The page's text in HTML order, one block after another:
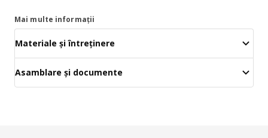
Mai multe informații
Materiale și întreținere
Asamblare și documente